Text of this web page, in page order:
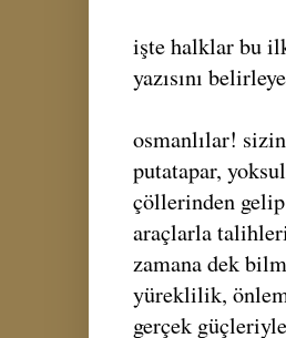
işte halklar bu
yazısını
osmanlılar! sizin
putatapar,
çöllerinden
araçlarla
zamana dek
yüreklilik,
gerçek